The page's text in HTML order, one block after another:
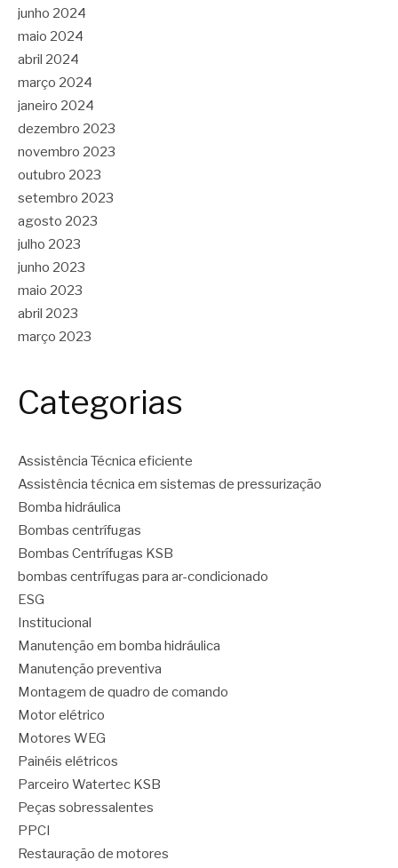
junho 2024
maio 2024
abril 2024
março 2024
janeiro 2024
dezembro 2023
novembro 2023
outubro 2023
setembro 2023
agosto 2023
julho 2023
junho 2023
maio 2023
abril 2023
março 2023
Categorias
Assistência Técnica eficiente
Assistência técnica em sistemas de pressurização
Bomba hidráulica
Bombas centrífugas
Bombas Centrífugas KSB
bombas centrífugas para ar-condicionado
ESG
Institucional
Manutenção em bomba hidráulica
Manutenção preventiva
Montagem de quadro de comando
Motor elétrico
Motores WEG
Painéis elétricos
Parceiro Watertec KSB
Peças sobressalentes
PPCI
Restauração de motores